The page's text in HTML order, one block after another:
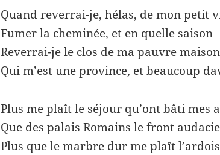
Quand reverrai-je, hélas, de mon petit
Fumer la cheminée, et en quelle saison
Reverrai-je le clos de ma pauvre
Qui m’est une province, et beaucoup
Plus me plaît le séjour qu’ont bâti mes
Que des palais Romains le front
Plus que le marbre dur me plaît